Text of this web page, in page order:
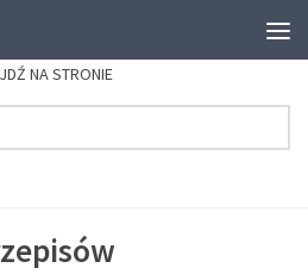
NA STRONIE
ów